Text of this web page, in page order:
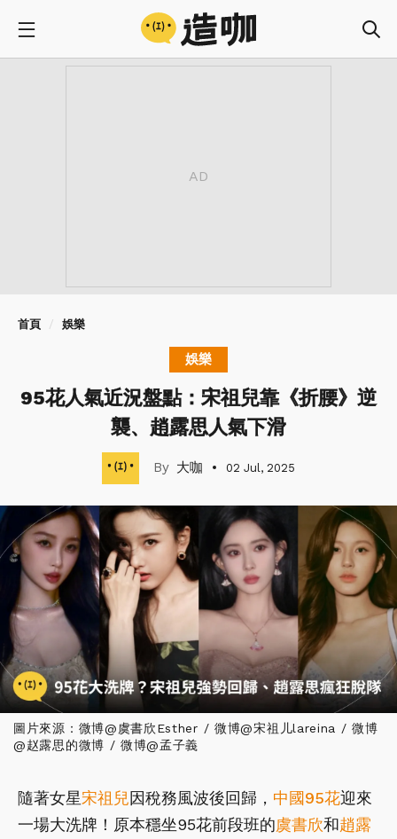
首頁 娛樂
娛樂
95花人氣近況盤點：宋祖兒靠《折腰》逆
襲、趙露思人氣下滑
大咖 02 Jul, 2025
圖片來源：微博@虞書欣Esther / 微博@宋祖儿lareina / 微博
@赵露思的微博 / 微博@孟子義
隨著女星宋祖兒因稅務風波後回歸， 中國95花迎來
一場大洗牌！原本穩坐95花前段班的虞書欣和趙露